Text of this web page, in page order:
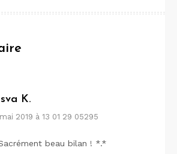
K.
2019 à 13 01 29 05295
beau bilan ! *.*